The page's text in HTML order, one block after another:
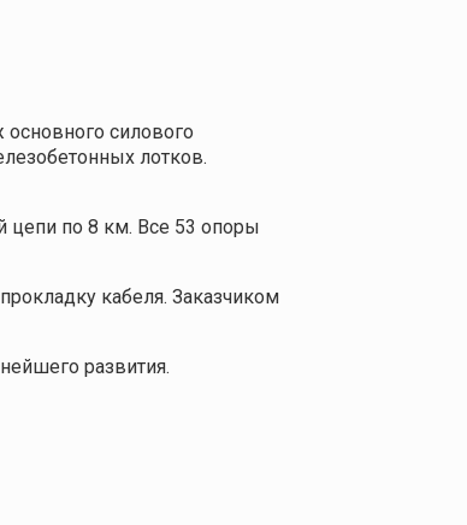
силового
лотков.
цепи по 8 км. Все 53 опоры
кабеля. Заказчиком
развития.